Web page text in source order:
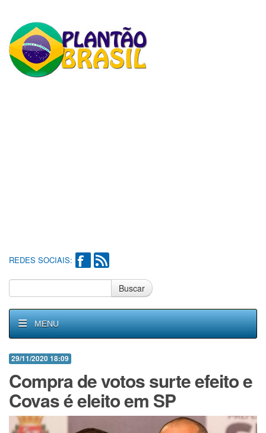
REDES SOCIAIS:
Buscar
MENU
29/11/2020 18:09
Compra de votos surte efeito e
Covas é eleito em SP